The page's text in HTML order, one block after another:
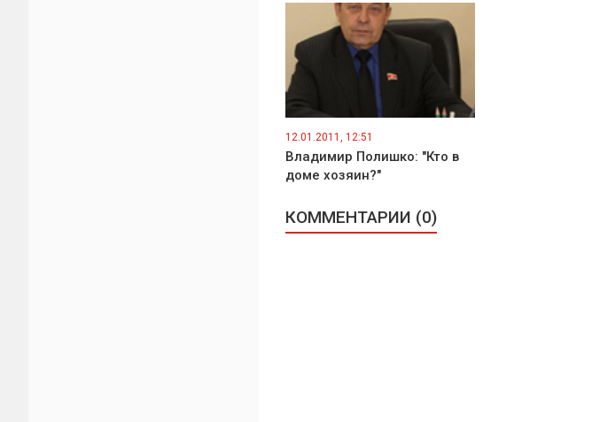
12.01.2011, 12:51
Владимир Полишко: "Кто в
доме хозяин?"
КОММЕНТАРИИ (0)